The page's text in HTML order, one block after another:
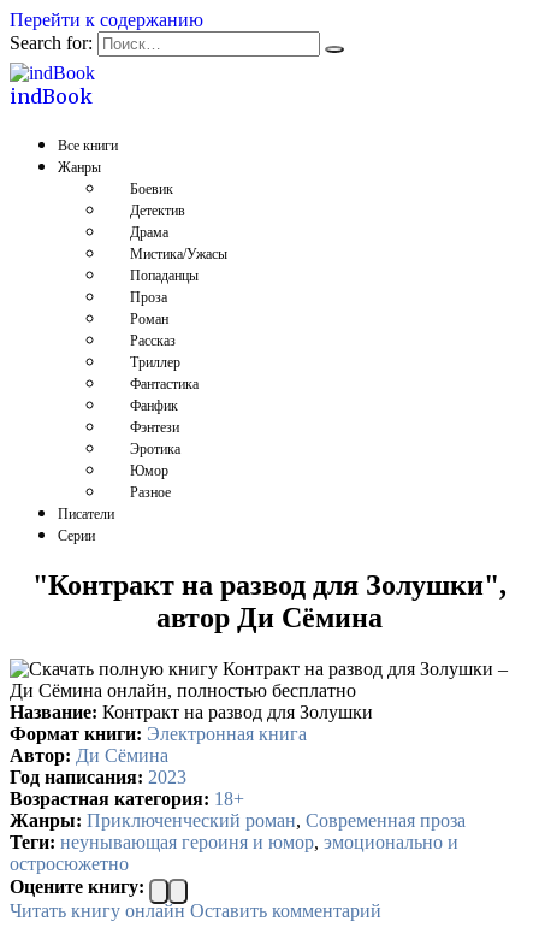
Перейти к содержанию
Search for:
indBook
Все книги
Жанры
Боевик
Детектив
Драма
Мистика/Ужасы
Попаданцы
Проза
Роман
Рассказ
Триллер
Фантастика
Фанфик
Фэнтези
Эротика
Юмор
Разное
Писатели
Серии
"Контракт на развод для Золушки",
автор Ди Сёмина
Название: Контракт на развод для Золушки
Формат книги: Электронная книга
Автор: Ди Сёмина
Год написания: 2023
Возрастная категория: 18+
Жанры: Приключенческий роман, Современная проза
Теги: неунывающая героиня и юмор, эмоционально и
остросюжетно
Оцените книгу:
Читать книгу онлайн Оставить комментарий